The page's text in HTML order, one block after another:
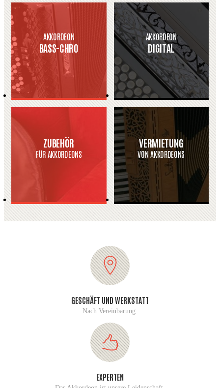
AKKORDEON
BASS-CHRO
AKKORDEON
DIGITAL
ZUBEHÖR
FÜR AKKORDEONS
VERMIETUNG
VON AKKORDEONS
GESCHÄFT UND WERKSTATT
Nach Vereinbarung.
EXPERTEN